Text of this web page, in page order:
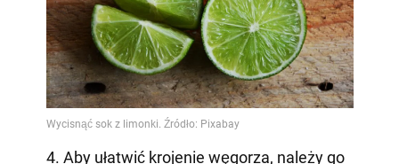
4. Aby ułatwić krojenie węgorza, należy go